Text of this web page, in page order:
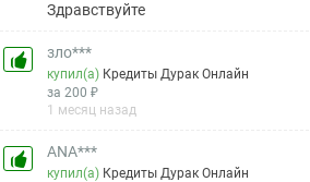
Здравствуйте
зло***
купил(а) Кредиты Дурак Онлайн
за 200 ₽
1 месяц назад
ANA***
купил(а) Кредиты Дурак Онлайн